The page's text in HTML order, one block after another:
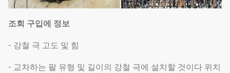
조회 구입에 정보
- 강철 극 고도 및 힘
- 교차하는 팔 유형 및 길이의 강철 극에 설치할 것이다 위치